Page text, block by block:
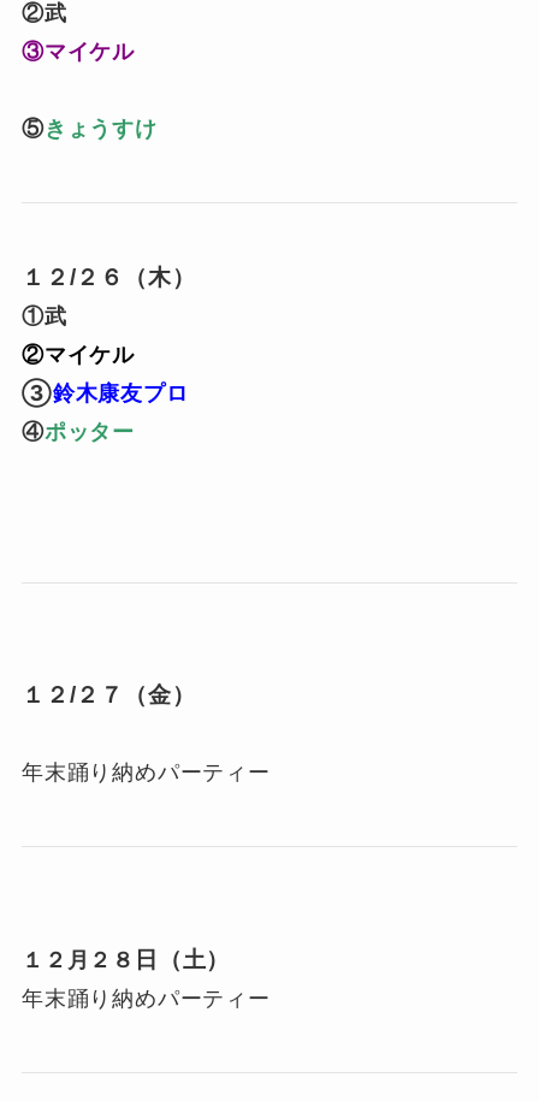
②武
③マイケル
⑤きょうすけ
１２/２６ （木）
①武
②マイケル
③鈴木康友プロ
④ポッター
１２/２７（金）
年末踊り納めパーティー
１２月２８ 日（土）
年末踊り納めパーティー